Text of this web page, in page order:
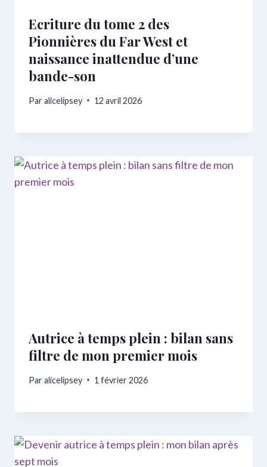
Ecriture du tome 2 des
Pionnières du Far West et
naissance inattendue d’une
bande-son
Paralicelipsey 12 avril 2026
Autrice à temps plein : bilan sans
filtre de mon premier mois
Paralicelipsey 1 février 2026